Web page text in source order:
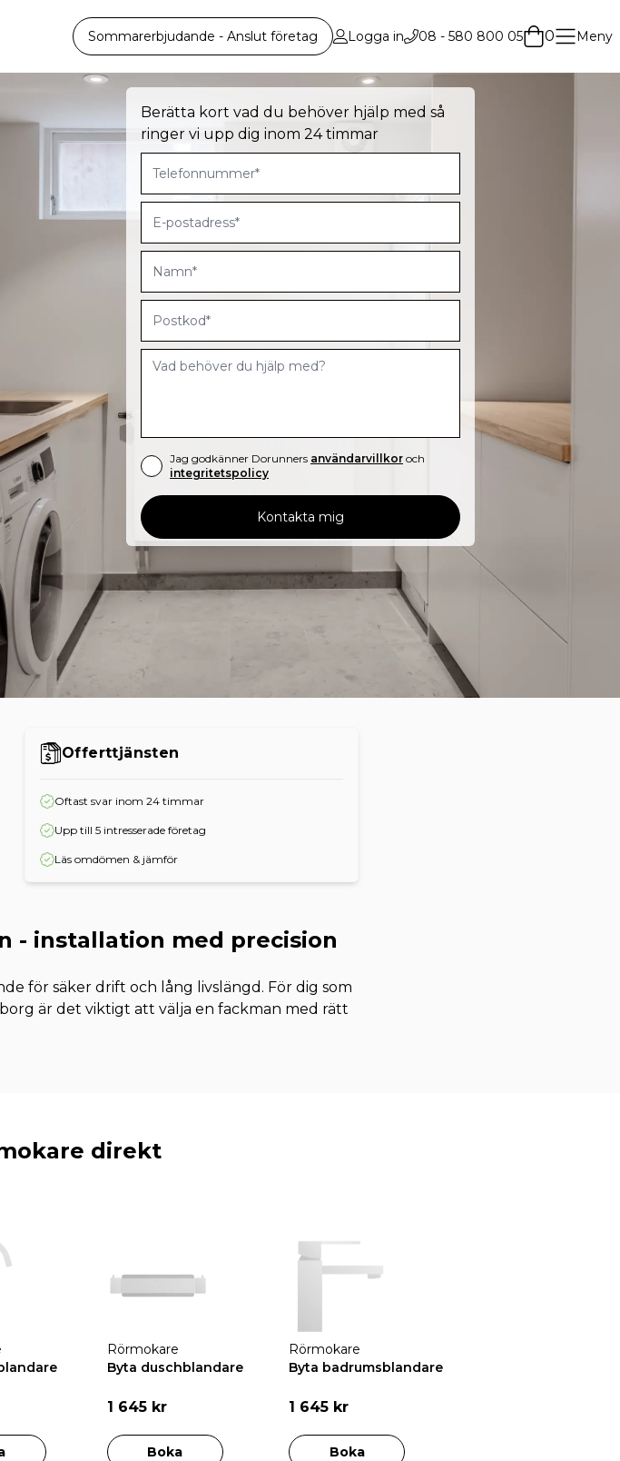
Sommarerbjudande - Anslut företag Logga in 08 - 580 800 05 0 Meny
Berätta kort vad du behöver hjälp med så
ringer vi upp dig inom 24 timmar
Jag godkänner Dorunners användarvillkor och
integritetspolicy
Kontakta mig
Offerttjänsten
Oftast svar inom 24 timmar
Upp till 5 intresserade företag
Läs omdömen & jämför
- installation med precision
för säker drift och lång livslängd. För dig som
är det viktigt att välja en fackman med rätt
direkt
Rörmokare
Byta duschblandare
1 645 kr
Boka
Rörmokare
Byta badrumsblandare
1 645 kr
Boka